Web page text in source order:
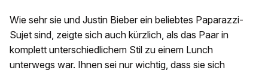
Wie sehr sie und Justin Bieber ein beliebtes Paparazzi-
Sujet sind, zeigte sich auch kürzlich, als das Paar in
komplett unterschiedlichem Stil zu einem Lunch
unterwegs war. Ihnen sei nur wichtig, dass sie sich